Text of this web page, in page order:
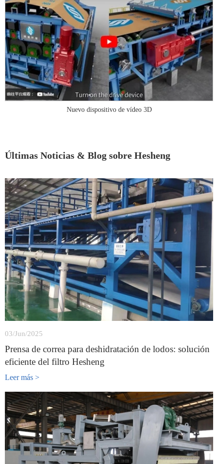
Nuevo dispositivo de vídeo 3D
Últimas Noticias & Blog sobre Hesheng
03/Jun/2025
Prensa de correa para deshidratación de lodos: solución
eficiente del filtro Hesheng
Leer más >